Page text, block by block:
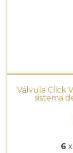
Válvula Click
sistema
6